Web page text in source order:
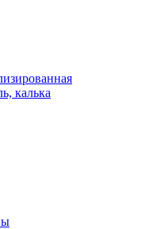
калька